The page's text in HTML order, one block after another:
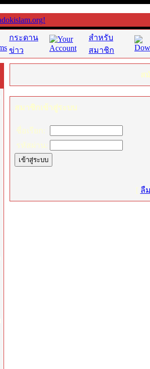
กระดาน
ข่าว
สำหรับ
สมาชิก
ส
สมาชิกเข้าสู่ระบบ
ชื่อเรียก:
รหัสผ่าน:
[ ลื